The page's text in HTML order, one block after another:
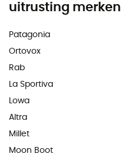
uitrusting merken
Patagonia
Ortovox
Rab
La Sportiva
Lowa
Altra
Millet
Moon Boot